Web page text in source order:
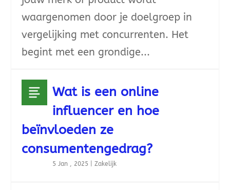
waargenomen door je doelgroep in
vergelijking met concurrenten. Het
begint met een grondige...
Wat is een online
influencer en hoe
beïnvloeden ze
consumentengedrag?
5 Jan , 2025 |Zakelijk